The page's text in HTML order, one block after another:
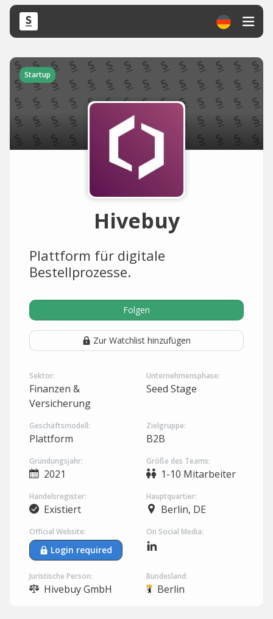
Startup
Hivebuy
Plattform für digitale
Bestellprozesse.
Folgen
Zur Watchlist hinzufügen
Sektor:
Finanzen &
Versicherung
Unternehmensphase:
Seed Stage
Geschäftsmodell:
Plattform
Zielgruppe:
B2B
Gründungsjahr:
2021
Größe des Teams:
1-10 Mitarbeiter
Handelsregister:
Existiert
Hauptquartier:
Berlin, DE
Official Website:
Login required
On Social Media:
Juristische Person:
Hivebuy GmbH
Bundesland:
Berlin